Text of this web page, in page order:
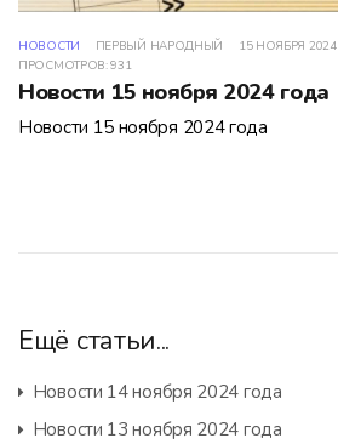
НОВОСТИ ПЕРВЫЙ НАРОДНЫЙ
15 НОЯБРЯ 2024
ПРОСМОТРОВ: 931
Новости 15 ноября 2024 года
Новости 15 ноября 2024 года
Ещё статьи...
Новости 14 ноября 2024 года
Новости 13 ноября 2024 года